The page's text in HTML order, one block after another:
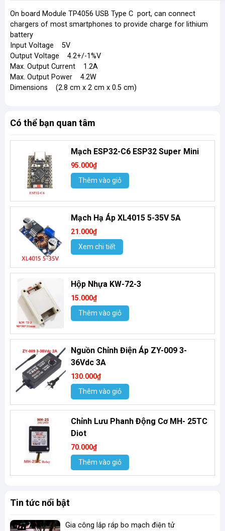
On board Module TP4056 USB Type C port, can connect
chargers of most smartphones to provide charge for lithium
battery
Input Voltage 5V
Output Voltage 4.2+/-1%V
Max. Output Current 1.2A
Max. Output Power 4.2W
Dimensions (2.8 cm x 2 cm x 0.5 cm)
Có thể bạn quan tâm
Mạch ESP32-C6 ESP32 Super Mini
95.000₫
Thêm vào giỏ
Mạch Hạ Áp XL4015 5-35V 5A
21.000₫
Xem chi tiết
Hộp Nhựa KW-72-3
15.000₫
Thêm vào giỏ
Nguồn Chỉnh Điện Áp ZY-009 3-
36Vdc 3A
130.000₫
Thêm vào giỏ
Chỉnh Lưu Phanh Động Cơ MH- 25TC
Diot
70.000₫
Thêm vào giỏ
Tin tức nổi bật
Gia công lắp ráp bo mạch điện tử